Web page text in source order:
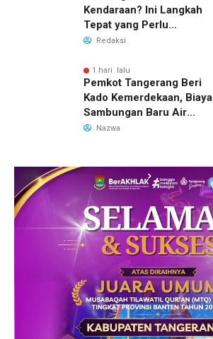
Kendaraan? Ini Langkah
Tepat yang Perlu
Dilakukan
Redaksi
1 hari lalu
Pemkot Tangerang Beri
Kado Kemerdekaan, Biaya
Sambungan Baru Air
Bersih Dipangkas Jadi
Nazwa